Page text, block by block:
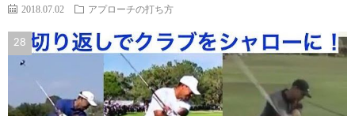
2018.07.02 アプローチの打ち方